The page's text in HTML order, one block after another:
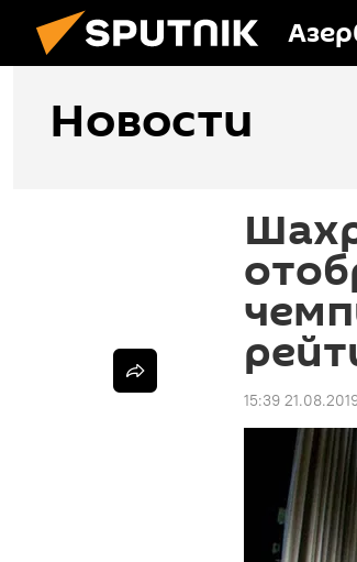
Новости
15:39